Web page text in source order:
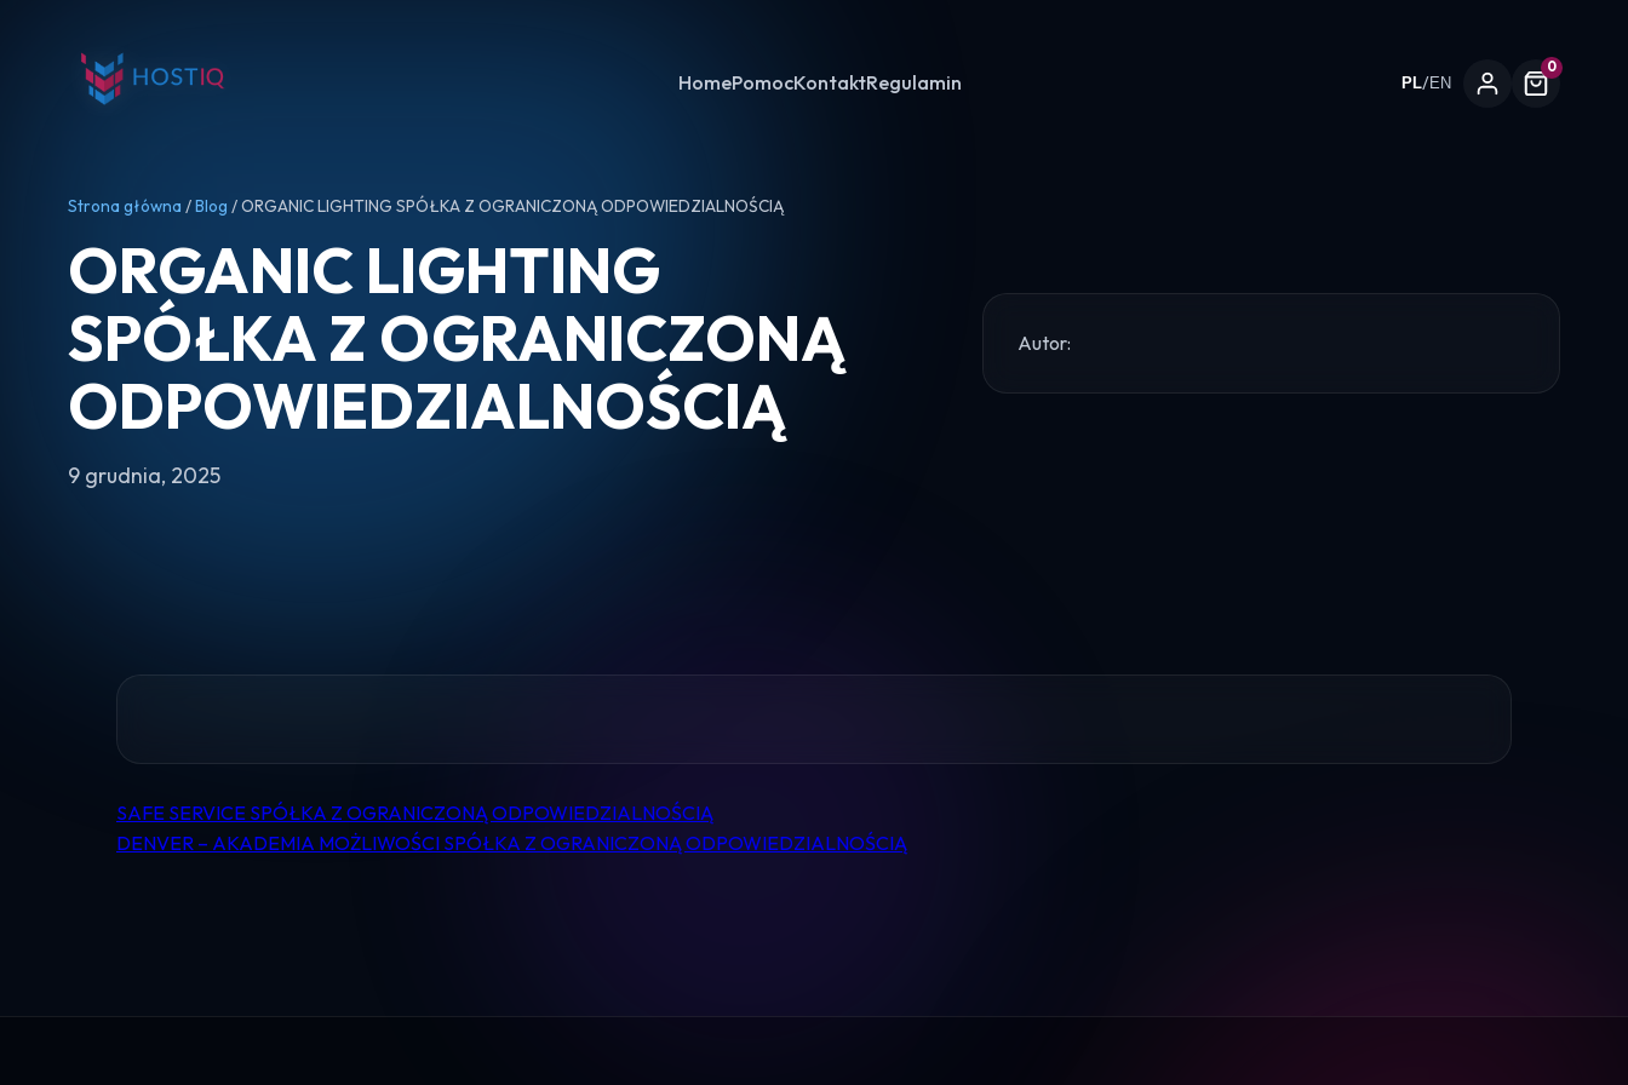
HomePomocKontaktRegulamin PL/EN
0
Logowanie
Strona główna /Blog / ORGANIC LIGHTING SPÓŁKA Z OGRANICZONĄ ODPOWIEDZIALNOŚCIĄ
ORGANIC LIGHTING
SPÓŁKA Z OGRANICZONĄ
ODPOWIEDZIALNOŚCIĄ
9 grudnia, 2025
Autor:
Nawigacja
SAFE SERVICE SPÓŁKA Z OGRANICZONĄ ODPOWIEDZIALNOŚCIĄ
DENVER – AKADEMIA MOŻLIWOŚCI SPÓŁKA Z OGRANICZONĄ ODPOWIEDZIALNOŚCIĄ